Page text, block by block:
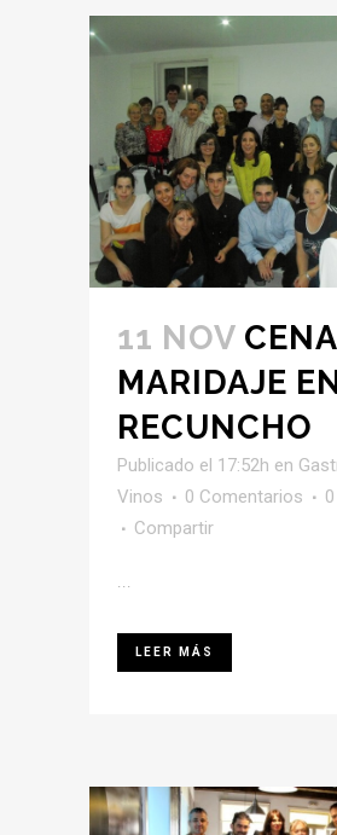
11 NOV CENA
MARIDAJE
RECUNCHO
Publicado el 17:52h en
Vinos
0 Comentarios 0
Compartir
...
LEER MÁS